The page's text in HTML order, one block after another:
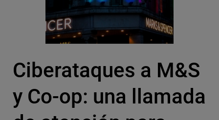
Ciberataques a M&S
y Co-op: una llamada